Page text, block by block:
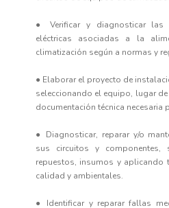
● Verificar y diagnosticar las
eléctricas asociadas a la
climatización según a normas y
● Elaborar el proyecto de
seleccionando el equipo, lugar
documentación técnica necesaria
● Diagnosticar, reparar y/o
sus circuitos y componentes,
repuestos, insumos y aplicando
calidad y ambientales.
● Identificar y reparar fallas